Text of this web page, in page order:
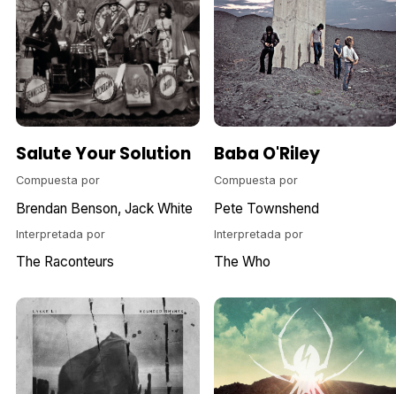
Salute Your Solution
Compuesta por
Brendan Benson Jack White
Interpretada por
The Raconteurs
Baba O'Riley
Compuesta por
Pete Townshend
Interpretada por
The Who